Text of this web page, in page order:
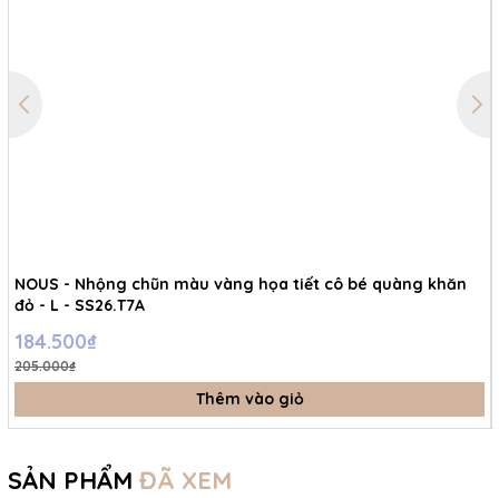
NOUS - Nhộng chũn màu vàng họa tiết cô bé quàng khăn
đỏ - L - SS26.T7A
184.500₫
205.000₫
Thêm vào giỏ
SẢN PHẨM ĐÃ XEM